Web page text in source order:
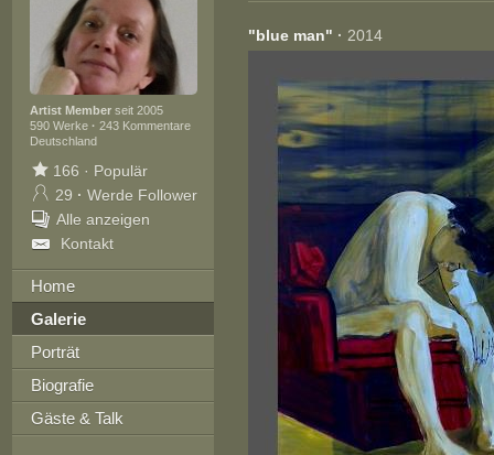
Fokus-Werke
Alle neuen Werke
Artist Memberseit 2005
590 Werke · 243 Kommentare
Deutschland
166 · Populär
29 · Werde Follower
Alle anzeigen
Kontakt
Home
Galerie
Porträt
Biografie
Gäste & Talk
"blue man" · 2014